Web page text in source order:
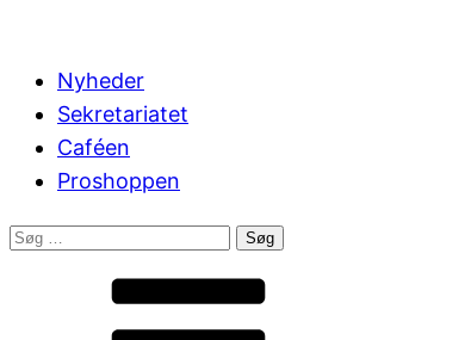
Nyheder
Sekretariatet
Caféen
Proshoppen
Søg